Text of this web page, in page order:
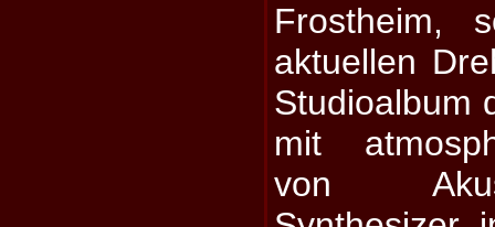
Frostheim,
aktuellen
Studioalbum
mit
von